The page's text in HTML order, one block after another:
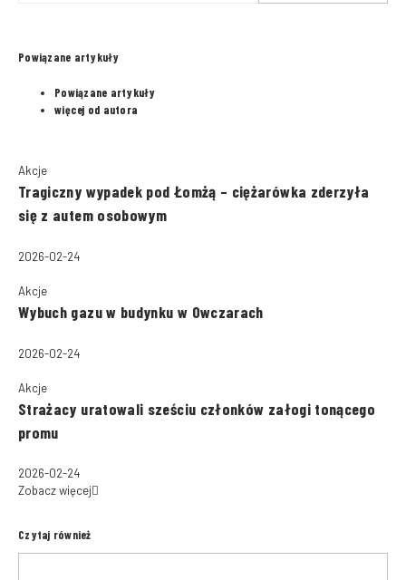
Powiązane artykuły
Powiązane artykuły
więcej od autora
Akcje
Tragiczny wypadek pod Łomżą – ciężarówka zderzyła
się z autem osobowym
2026-02-24
Akcje
Wybuch gazu w budynku w Owczarach
2026-02-24
Akcje
Strażacy uratowali sześciu członków załogi tonącego
promu
2026-02-24
Zobacz więcej
Czytaj również